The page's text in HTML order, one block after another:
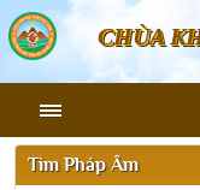
CHÙA
Tìm Pháp Âm